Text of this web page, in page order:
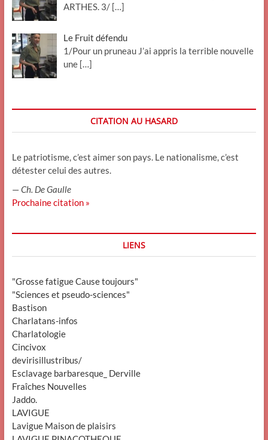
ARTHES. 3/ […]
Le Fruit défendu
1/Pour un pruneau J’ai appris la terrible nouvelle
une […]
CITATION AU HASARD
Le patriotisme, c’est aimer son pays. Le nationalisme, c’est
détester celui des autres.
—Ch. De Gaulle
Prochaine citation »
LIENS
"Grosse fatigue Cause toujours"
"Sciences et pseudo-sciences"
Bastison
Charlatans-infos
Charlatologie
Cincivox
devirisillustribus/
Esclavage barbaresque_ Derville
Fraîches Nouvelles
Jaddo.
LAVIGUE
Lavigue Maison de plaisirs